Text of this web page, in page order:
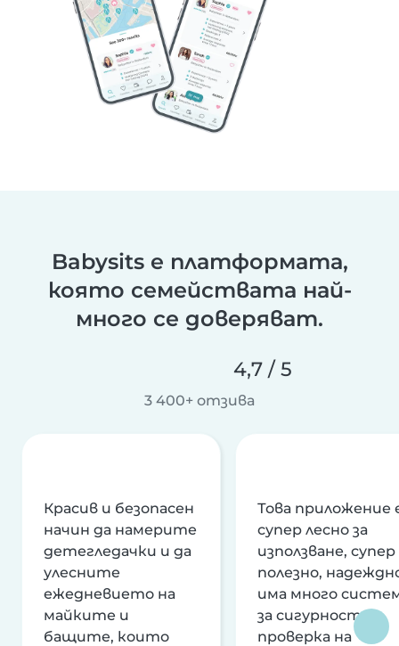
Babysits е платформата,
която семействата най-
много се доверяват.
4,7 / 5
3 400+ отзива
Красив и безопасен
начин да намерите
детегледачки и да
улесните
ежедневието на
майките и
бащите, които
Това приложение
супер лесно за
използване, супер
полезно,
има много
за сигурност и
проверка на